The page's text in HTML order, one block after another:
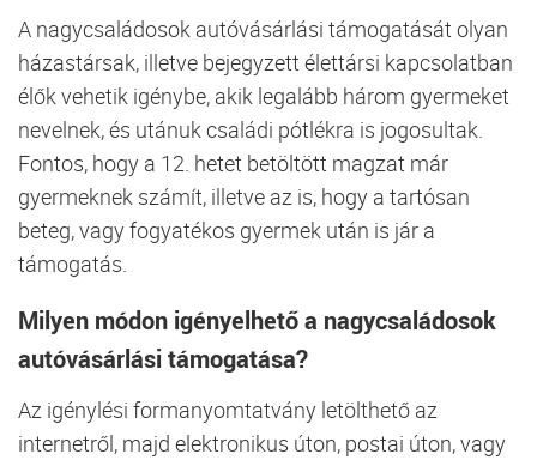
A nagycsaládosok autóvásárlási támogatását olyan
házastársak, illetve bejegyzett élettársi kapcsolatban
élők vehetik igénybe, akik legalább három gyermeket
nevelnek, és utánuk családi pótlékra is jogosultak.
Fontos, hogy a 12. hetet betöltött magzat már
gyermeknek számít, illetve az is, hogy a tartósan
beteg, vagy fogyatékos gyermek után is jár a
támogatás.
Milyen módon igényelhető a nagycsaládosok
autóvásárlási támogatása?
Az igénylési formanyomtatvány letölthető az
internetről, majd elektronikus úton, postai úton, vagy